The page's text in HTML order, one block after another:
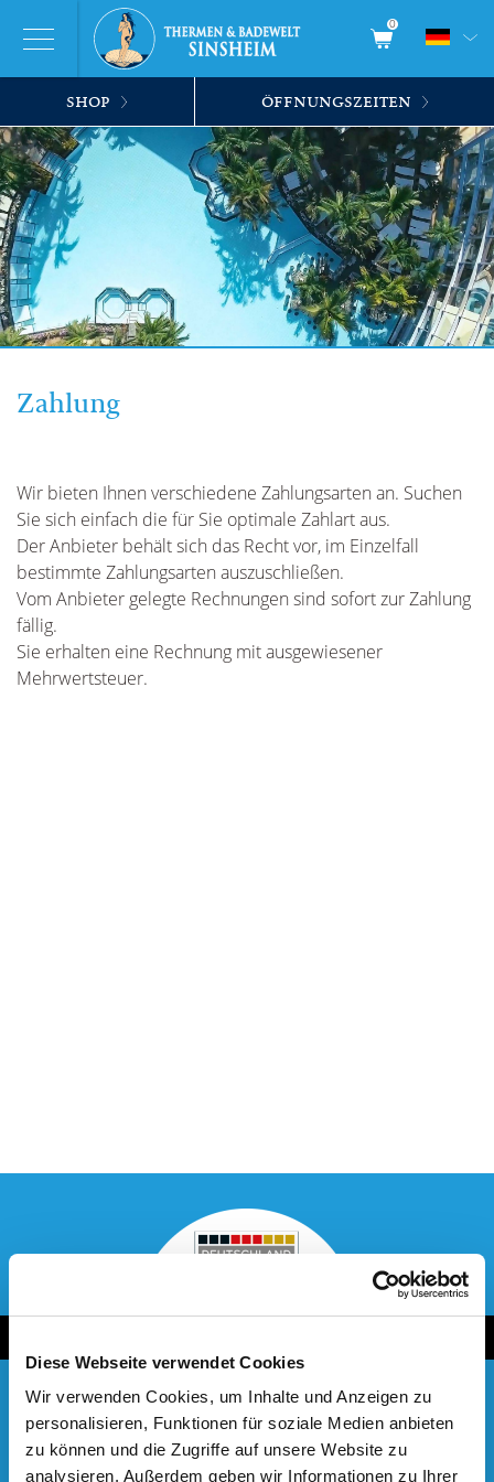
Diese Webseite verwendet Cookies
Wir verwenden Cookies, um Inhalte und Anzeigen zu
personalisieren, Funktionen für soziale Medien anbieten
zu können und die Zugriffe auf unsere Website zu
analysieren. Außerdem geben wir Informationen zu Ihrer
SHOP ÖFFNUNGSZEITEN
0
Zahlung
Wir bieten Ihnen verschiedene Zahlungsarten an. Suchen
Sie sich einfach die für Sie optimale Zahlart aus.
Der Anbieter behält sich das Recht vor, im Einzelfall
bestimmte Zahlungsarten auszuschließen.
Vom Anbieter gelegte Rechnungen sind sofort zur Zahlung
fällig.
Sie erhalten eine Rechnung mit ausgewiesener
Mehrwertsteuer.
FOCUS Money Beste Therme